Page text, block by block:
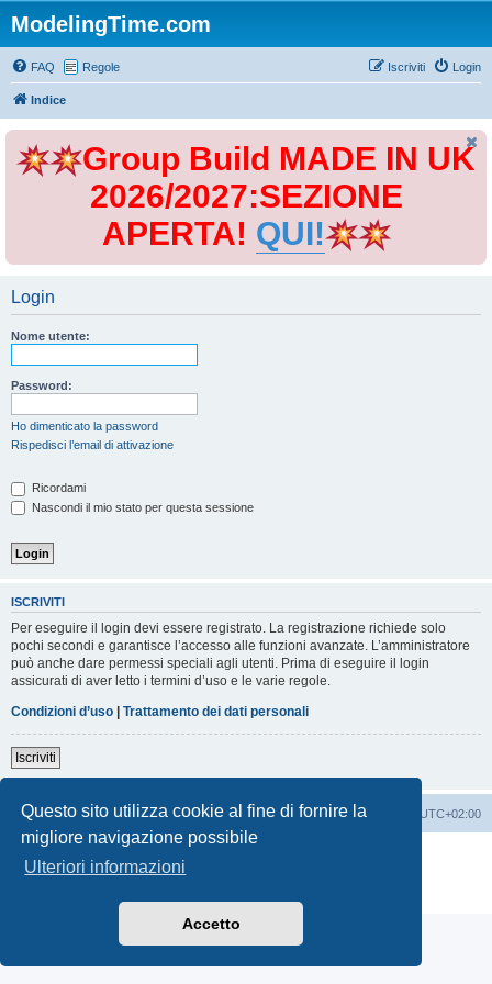
Questo sito utilizza cookie al fine di fornire la
migliore navigazione possibile
Ulteriori informazioni
Accetto
ModelingTime.com
FAQ Regole Login
Iscriviti
Indice
Group Build MADE IN UK
2026/2027:SEZIONE
APERTA! QUI!
Login
Nome utente:
Password:
Ho dimenticato la password
Rispedisci l’email di attivazione
Ricordami
Nascondi il mio stato per questa sessione
ISCRIVITI
Per eseguire il login devi essere registrato. La registrazione richiede solo
pochi secondi e garantisce l’accesso alle funzioni avanzate. L’amministratore
può anche dare permessi speciali agli utenti. Prima di eseguire il login
assicurati di aver letto i termini d’uso e le varie regole.
Condizioni d’uso | Trattamento dei dati personali
Iscriviti
Indice Tutti gli orari sono UTC+02:00
Cancella cookie
Contattaci
Traduzione Italiana